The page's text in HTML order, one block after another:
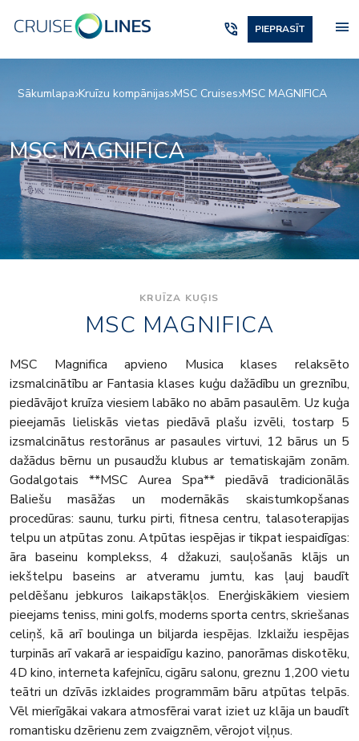
phone_in_talk PIEPRASĪT menu
Sākumlapa Kruīzu kompānijas MSC Cruises MSC MAGNIFICA
MSC MAGNIFICA
KRUĪZA KUĢIS
MSC MAGNIFICA
MSC Magnifica apvieno Musica klases relaksēto
izsmalcinātību ar Fantasia klases kuģu dažādību un greznību,
piedāvājot kruīza viesiem labāko no abām pasaulēm. Uz kuģa
pieejamās lieliskās vietas piedāvā plašu izvēli, tostarp 5
izsmalcinātus restorānus ar pasaules virtuvi, 12 bārus un 5
dažādus bērnu un pusaudžu klubus ar tematiskajām zonām.
Godalgotais **MSC Aurea Spa** piedāvā tradicionālās
Baliešu masāžas un modernākās skaistumkopšanas
procedūras: saunu, turku pirti, fitnesa centru, talasoterapijas
telpu un atpūtas zonu. Atpūtas iespējas ir tikpat iespaidīgas:
āra baseinu komplekss, 4 džakuzi, sauļošanās klājs un
iekštelpu baseins ar atveramu jumtu, kas ļauj baudīt
peldēšanu jebkuros laikapstākļos. Enerģiskākiem viesiem
pieejams teniss, mini golfs, moderns sporta centrs, skriešanas
celiņš, kā arī boulinga un biljarda iespējas. Izklaižu iespējas
turpinās arī vakarā ar iespaidīgu kazino, panorāmas diskotēku,
4D kino, interneta kafejnīcu, cigāru salonu, greznu 1,200 vietu
teātri un dzīvās izklaides programmām bāru atpūtas telpās.
Vēl mierīgākai vakara atmosfērai varat iziet uz klāja un baudīt
romantisku dzērienu zem zvaigznēm, vērojot viļņus.